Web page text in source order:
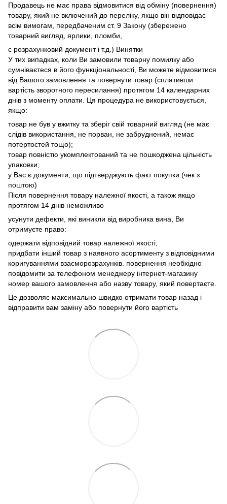
Продавець не має права відмовитися від обміну (повернення)
товару, який не включений до переліку, якщо він відповідає
всім вимогам, передбаченим ст. 9 Закону (збережено
товарний вигляд, ярлики, пломби,
є розрахунковий документ і т.д.) Винятки
У тих випадках, коли Ви замовили товарну помилку або
сумніваєтеся в його функціональності, Ви можете відмовитися
від Вашого замовлення та повернути товар (сплативши
вартість зворотного пересилання) протягом 14 календарних
днів з моменту оплати. Ця процедура не використовується,
якщо:
товар не був у вжитку та зберіг свій товарний вигляд (не має
слідів використання, не порван, не забруднений, немає
потертостей тощо);
товар повністю укомплектований та не пошкоджена цільність
упаковки;
у Вас є документи, що підтверджують факт покупки.(чек з
поштою)
Після повернення товару належної якості, а також якщо
протягом 14 днів неможливо
усунути дефекти, які виникли від виробника вина, Ви
отримуєте право:
одержати відповідний товар належної якості;
придбати інший товар з наявного асортименту з відповідними
коригуваннями взаєморозрахунків. повернення необхідно
повідомити за телефоном менеджеру інтернет-магазину
номер вашого замовлення або назву товару, який повертаєте.
Це дозволяє максимально швидко отримати товар назад і
відправити вам заміну або повернути його вартість